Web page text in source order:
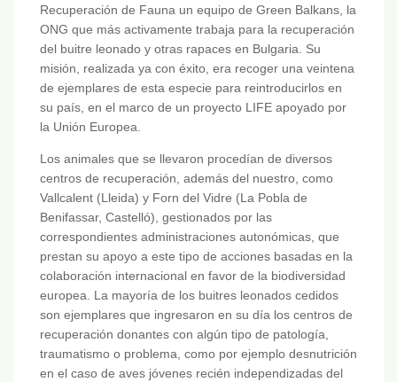
Recuperación de Fauna un equipo de Green Balkans, la
ONG que más activamente trabaja para la recuperación
del buitre leonado y otras rapaces en Bulgaria. Su
misión, realizada ya con éxito, era recoger una veintena
de ejemplares de esta especie para reintroducirlos en
su país, en el marco de un proyecto LIFE apoyado por
la Unión Europea.
Los animales que se llevaron procedían de diversos
centros de recuperación, además del nuestro, como
Vallcalent (Lleida) y Forn del Vidre (La Pobla de
Benifassar, Castelló), gestionados por las
correspondientes administraciones autonómicas, que
prestan su apoyo a este tipo de acciones basadas en la
colaboración internacional en favor de la biodiversidad
europea. La mayoría de los buitres leonados cedidos
son ejemplares que ingresaron en su día los centros de
recuperación donantes con algún tipo de patología,
traumatismo o problema, como por ejemplo desnutrición
en el caso de aves jóvenes recién independizadas del